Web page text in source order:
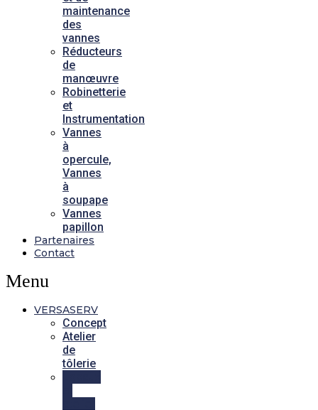
maintenance
des
vannes
Réducteurs
de
manœuvre
Robinetterie
et
Instrumentation
Vannes
à
opercule,
Vannes
à
soupape
Vannes
papillon
Partenaires
Contact
Menu
VERSASERV
Concept
Atelier
de
tôlerie